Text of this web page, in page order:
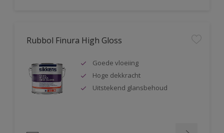
Rubbol Finura High Gloss
Goede vloeiing
Hoge dekkracht
Uitstekend glansbehoud